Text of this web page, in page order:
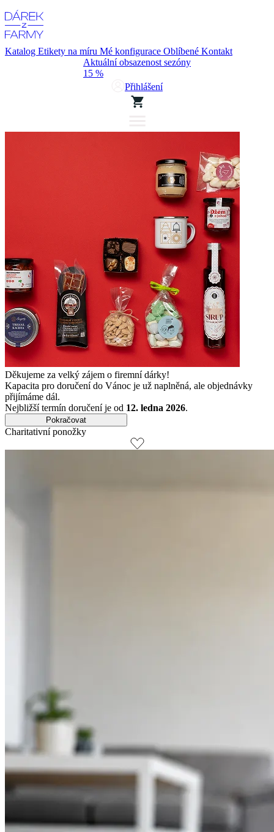
Katalog Etikety na míru Mé konfigurace Oblíbené Kontakt
Aktuální obsazenost sezóny
15 %
Přihlášení
Děkujeme za velký zájem o firemní dárky!
Kapacita pro doručení do Vánoc je už naplněná, ale objednávky
přijímáme dál.
Nejbližší termín doručení je od 12. ledna 2026.
Pokračovat
Charitativní ponožky